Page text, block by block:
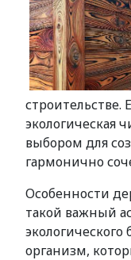
строительстве.
экологическая
выбором для
гармонично
Особенности
такой важный
организм,